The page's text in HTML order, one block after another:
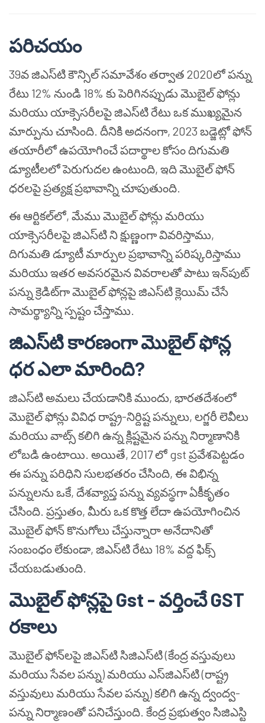
పరిచయం
39వ జిఎస్‌టి కౌన్సిల్ సమావేశం తర్వాత 2020లో పన్ను
రేటు 12% నుండి 18% కు పెరిగినప్పుడు మొబైల్ ఫోన్లు
మరియు యాక్సెసరీలపై జిఎస్‌టి రేటు ఒక ముఖ్యమైన
మార్పును చూసింది. దీనికి అదనంగా, 2023 బడ్జెట్లో ఫోన్
తయారీలో ఉపయోగించే పదార్థాల కోసం దిగుమతి
డ్యూటీలలో పెరుగుదల ఉంటుంది, ఇది మొబైల్ ఫోన్
ధరలపై ప్రత్యక్ష ప్రభావాన్ని చూపుతుంది.
ఈ ఆర్టికల్‌లో, మేము మొబైల్ ఫోన్లు మరియు
యాక్సెసరీలపై జిఎస్‌టి ని క్షుణ్ణంగా వివరిస్తాము,
దిగుమతి డ్యూటీ మార్పుల ప్రభావాన్ని పరిష్కరిస్తాము
మరియు ఇతర అవసరమైన వివరాలతో పాటు ఇన్‌పుట్
పన్ను క్రెడిట్‌గా మొబైల్ ఫోన్లపై జిఎస్‌టి క్లెయిమ్ చేసే
సామర్థ్యాన్ని స్పష్టం చేస్తాము.
జిఎస్‌టి కారణంగా మొబైల్ ఫోన్ల
ధర ఎలా మారింది?
జిఎస్‌టి అమలు చేయడానికి ముందు, భారతదేశంలో
మొబైల్ ఫోన్లు వివిధ రాష్ట్ర-నిర్దిష్ట పన్నులు, లగ్జరీ లెవీలు
మరియు వాట్స్ కలిగి ఉన్న క్లిష్టమైన పన్ను నిర్మాణానికి
లోబడి ఉంటాయి. అయితే, 2017 లో gst ప్రవేశపెట్టడం
ఈ పన్ను పరిధిని సులభతరం చేసింది, ఈ విభిన్న
పన్నులను ఒకే, దేశవ్యాప్త పన్ను వ్యవస్థగా ఏకీకృతం
చేసింది. ప్రస్తుతం, మీరు ఒక కొత్త లేదా ఉపయోగించిన
మొబైల్ ఫోన్ కొనుగోలు చేస్తున్నారా అనేదానితో
సంబంధం లేకుండా, జిఎస్‌టి రేటు 18% వద్ద ఫిక్స్
చేయబడుతుంది.
మొబైల్ ఫోన్లపై Gst - వర్తించే GST
రకాలు
మొబైల్ ఫోన్‌లపై జిఎస్‌టి సిజిఎస్‌టి (కేంద్ర వస్తువులు
మరియు సేవల పన్ను) మరియు ఎస్‌జిఎస్‌టి (రాష్ట్ర
వస్తువులు మరియు సేవల పన్ను) కలిగి ఉన్న ద్వంద్వ-
పన్ను నిర్మాణంతో పనిచేస్తుంది. కేంద్ర ప్రభుత్వం సిజిఎస్టి